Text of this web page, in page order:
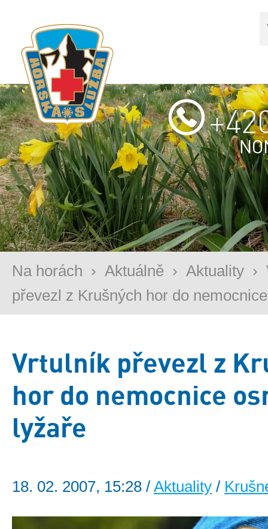
Na horách › Aktuálně › Aktuality ›
převezl z Krušných hor do
Vrtulník převezl z
hor do nemocnice
lyžaře
18. 02. 2007, 15:28 / Aktuality /